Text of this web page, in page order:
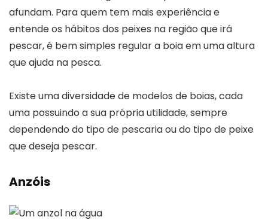
afundam. Para quem tem mais experiência e
entende os hábitos dos peixes na região que irá
pescar, é bem simples regular a boia em uma altura
que ajuda na pesca.
Existe uma diversidade de modelos de boias, cada
uma possuindo a sua própria utilidade, sempre
dependendo do tipo de pescaria ou do tipo de peixe
que deseja pescar.
Anzóis